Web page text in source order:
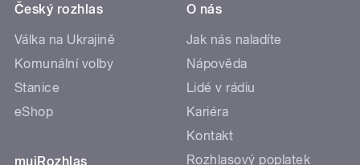
Český rozhlas
Válka na Ukrajině
Komunální volby
Stanice
eShop
mujRozhlas
O nás
Jak nás naladíte
Nápověda
Lidé v rádiu
Kariéra
Kontakt
Rozhlasový poplatek